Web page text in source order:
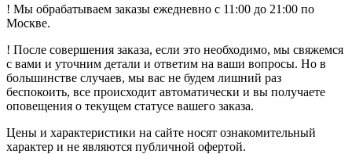
! Мы обрабатываем заказы ежедневно с 11:00 до 21:00 по
Москве.
! После совершения заказа, если это необходимо, мы свяжемся
с вами и уточним детали и ответим на ваши вопросы. Но в
большинстве случаев, мы вас не будем лишний раз
беспокоить, все происходит автоматически и вы получаете
оповещения о текущем статусе вашего заказа.
Цены и характеристики на сайте носят ознакомительный
характер и не являются публичной офертой.